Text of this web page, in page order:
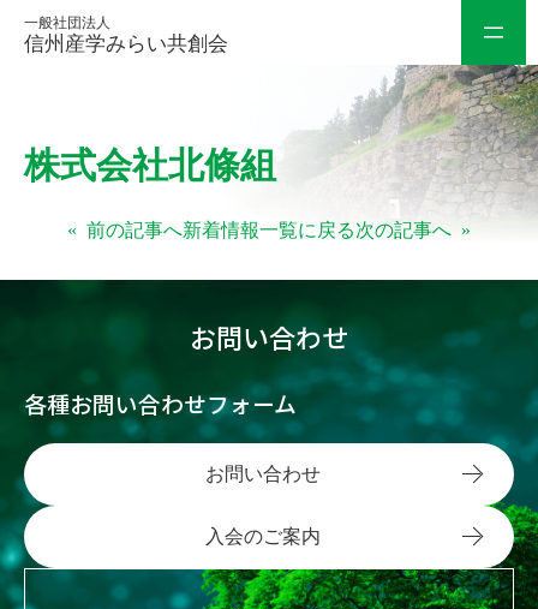
容
ス
キ
プ
一般社団法人
信州産学みらい共創会
株式会社北條組
« 前の記事へ新着情報一覧に戻る次の記事へ »
お問い合わせ
各種お問い合わせフォーム
お問い合わせ
入会のご案内